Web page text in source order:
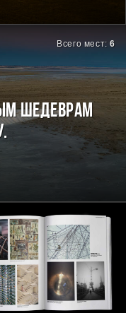
Всего мест:6
шедеврам